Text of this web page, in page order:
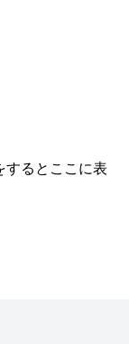
すると ここに表